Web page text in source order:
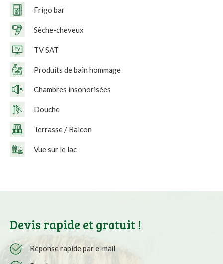
Frigo bar
Sèche-cheveux
TV SAT
Produits de bain hommage
Chambres insonorisées
Douche
Terrasse / Balcon
Vue sur le lac
Devis rapide et gratuit !
Réponse rapide par e-mail